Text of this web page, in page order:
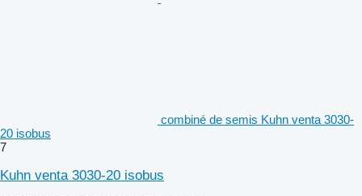
combiné de semis Kuhn venta 3030-
20 isobus
7
Kuhn venta 3030-20 isobus